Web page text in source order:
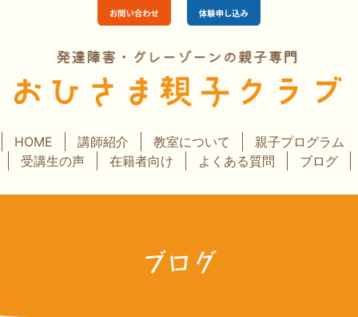
HOME 講師紹介 教室について
親子プログラム
受講生の声
在籍者向け よくある質問 ブログ
ブログ